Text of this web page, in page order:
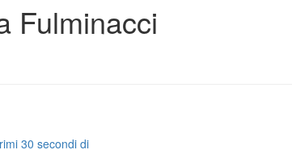
Fulminacci
30 secondi di